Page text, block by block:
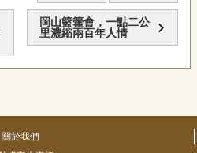
岡山籃籗會，一點二公
里濃縮兩百年人情
關於我們